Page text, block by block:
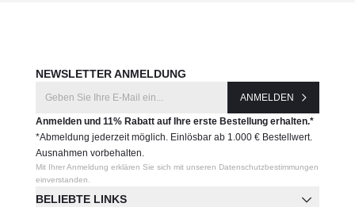
BELIEBTE LINKS
NEWSLETTER ANMELDUNG
ANMELDEN
Anmelden und 11% Rabatt auf Ihre erste Bestellung erhalten.*
*Abmeldung jederzeit möglich. Einlösbar ab 1.000 € Bestellwert.
Ausnahmen vorbehalten.
Mit Ihrer Anmeldung erklären Sie sich mit unseren Datenschutzbestimmungen
einverstanden.